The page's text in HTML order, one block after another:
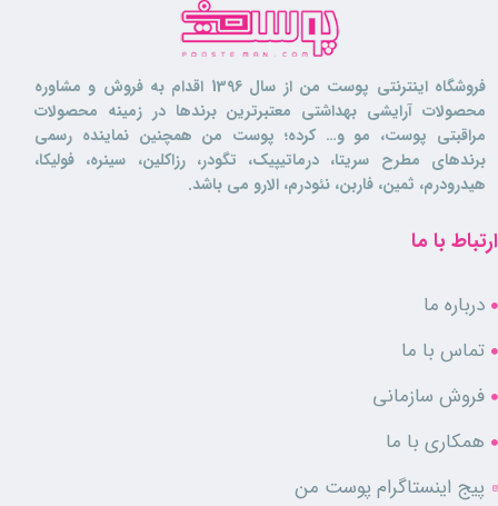
فروشگاه اینترنتی پوست من از سال 1396 اقدام به فروش و مشاوره
محصولات آرایشی بهداشتی معتبرترین برندها در زمینه محصولات
مراقبتی پوست، مو و… کرده؛ پوست من همچنین نماینده رسمی
برندهای مطرح سریتا، درماتیپیک، تگودر، رزاکلین، سینره، فولیکا،
هیدرودرم، ثمین، فاربن، نئودرم، الارو می باشد.
ارتباط با ما
درباره ما
تماس با ما
فروش سازمانی
همکاری با ما
پیج اینستاگرام پوست من